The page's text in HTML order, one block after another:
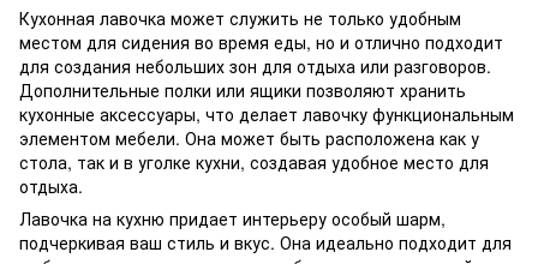
Кухонная лавочка может служить не только удобным
местом для сидения во время еды, но и отлично подходит
для создания небольших зон для отдыха или разговоров.
Дополнительные полки или ящики позволяют хранить
кухонные аксессуары, что делает лавочку функциональным
элементом мебели. Она может быть расположена как у
стола, так и в уголке кухни, создавая удобное место для
отдыха.
Лавочка на кухню придает интерьеру особый шарм,
подчеркивая ваш стиль и вкус. Она идеально подходит для